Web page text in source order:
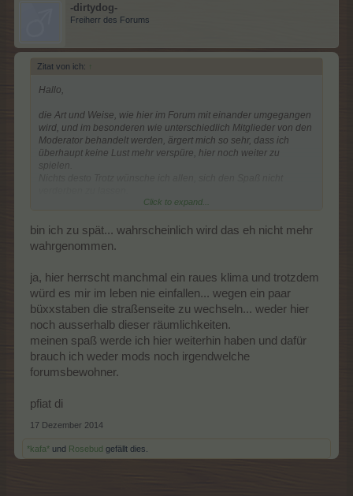
-dirtydog-
Freiherr des Forums
Zitat von ich: ↑
Hallo,
die Art und Weise, wie hier im Forum mit einander umgegangen
wird, und im besonderen wie unterschiedlich Mitglieder von den
Moderator behandelt werden, ärgert mich so sehr, dass ich
überhaupt keine Lust mehr verspüre, hier noch weiter zu
spielen.
GLG Sylvi
Click to expand...
bin ich zu spät... wahrscheinlich wird das eh nicht mehr
wahrgenommen.
ja, hier herrscht manchmal ein raues klima und trotzdem
würd es mir im leben nie einfallen... wegen ein paar
büxxstaben die straßenseite zu wechseln... weder hier
noch ausserhalb dieser räumlichkeiten.
meinen spaß werde ich hier weiterhin haben und dafür
brauch ich weder mods noch irgendwelche
forumsbewohner.
pfiat di
17 Dezember 2014
*kafa* und Rosebud gefällt dies.